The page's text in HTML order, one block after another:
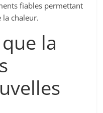
fiables permettant
la chaleur.
la